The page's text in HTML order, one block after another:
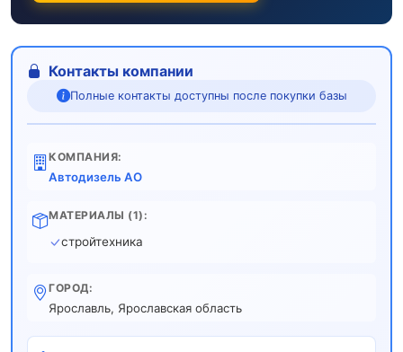
Контакты компании
Полные контакты доступны после покупки базы
КОМПАНИЯ:
Автодизель АО
МАТЕРИАЛЫ (1):
стройтехника
ГОРОД:
Ярославль, Ярославская область